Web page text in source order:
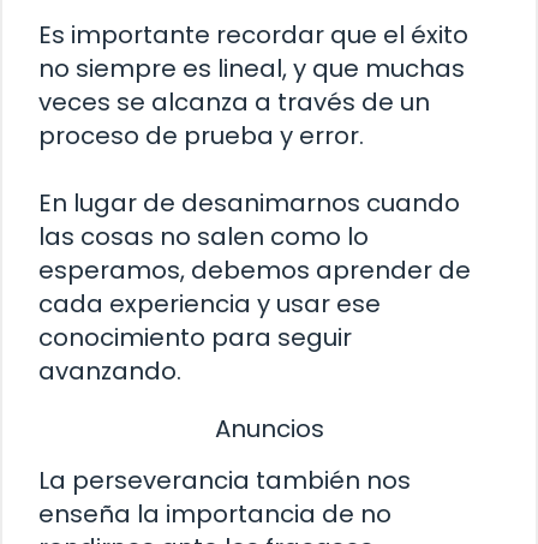
Es importante recordar que el éxito
no siempre es lineal, y que muchas
veces se alcanza a través de un
proceso de prueba y error.
En lugar de desanimarnos cuando
las cosas no salen como lo
esperamos, debemos aprender de
cada experiencia y usar ese
conocimiento para seguir
avanzando.
Anuncios
La perseverancia también nos
enseña la importancia de no